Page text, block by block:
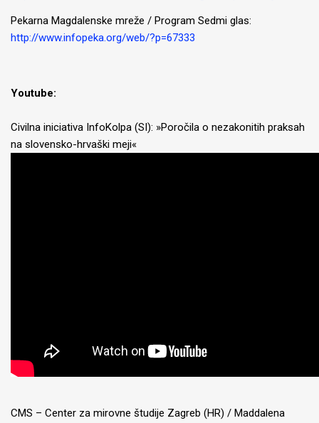
Pekarna Magdalenske mreže / Program Sedmi glas:
http://www.infopeka.org/web/?p=67333
Youtube:
Civilna iniciativa InfoKolpa (SI): »Poročila o nezakonitih praksah
na slovensko-hrvaški meji«
CMS – Center za mirovne študije Zagreb (HR) / Maddalena